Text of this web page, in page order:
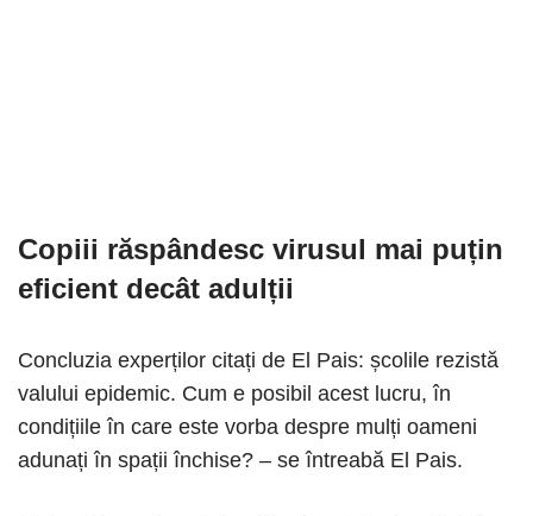
Copiii răspândesc virusul mai puțin
eficient decât adulții
Concluzia experților citați de El Pais: școlile rezistă
valului epidemic. Cum e posibil acest lucru, în
condițiile în care este vorba despre mulți oameni
adunați în spații închise? – se întreabă El Pais.